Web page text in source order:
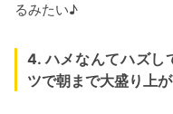
るみたい♪
4. ハメなんてハズし
ツで朝まで大盛り上が